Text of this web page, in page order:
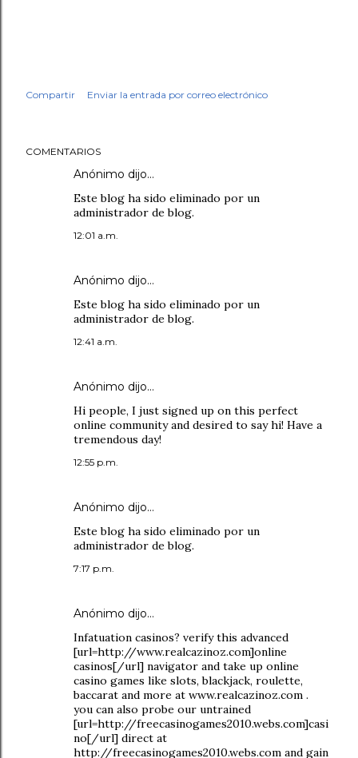
Compartir Enviar la entrada por correo electrónico
COMENTARIOS
Anónimo dijo…
Este blog ha sido eliminado por un
administrador de blog.
12:01 a.m.
Anónimo dijo…
Este blog ha sido eliminado por un
administrador de blog.
12:41 a.m.
Anónimo dijo…
Hi people, I just signed up on this perfect
online community and desired to say hi! Have a
tremendous day!
12:55 p.m.
Anónimo dijo…
Este blog ha sido eliminado por un
administrador de blog.
7:17 p.m.
Anónimo dijo…
Infatuation casinos? verify this advanced
[url=http://www.realcazinoz.com]online
casinos[/url] navigator and take up online
casino games like slots, blackjack, roulette,
baccarat and more at www.realcazinoz.com .
you can also probe our untrained
[url=http://freecasinogames2010.webs.com]casi
no[/url] direct at
http://freecasinogames2010.webs.com and gain